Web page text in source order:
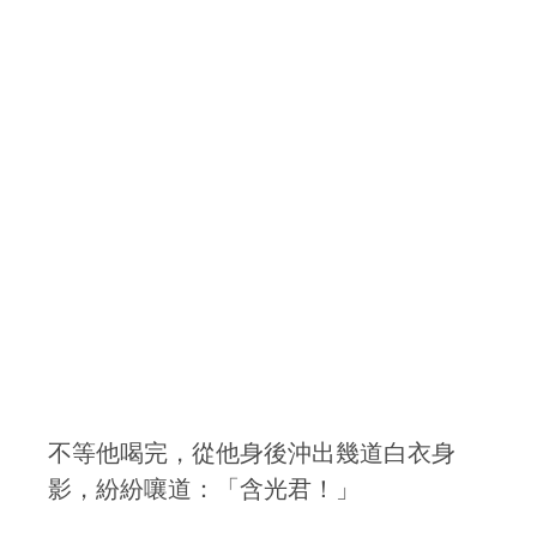
不等他喝完，從他身後沖出幾道白衣身
影，紛紛嚷道：「含光君！」